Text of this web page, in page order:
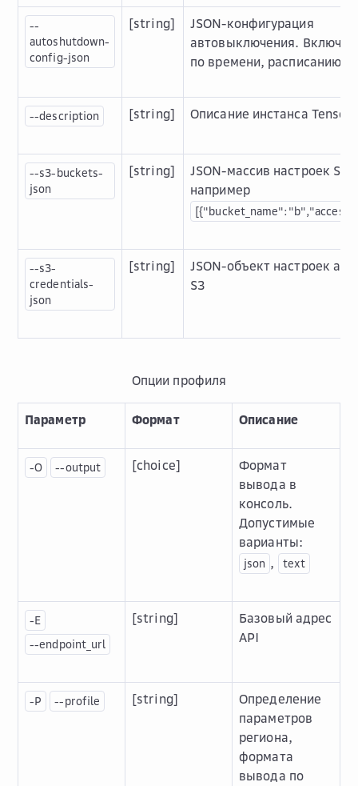
--
autoshutdown-
config-json
[string]
JSON-конфигурация
автовыключения.
по времени, расписанию и
--description [string] Описание инстанса
--s3-buckets-
json
[string]
JSON-массив настроек
например
--s3-
credentials-
json
[string]
JSON-объект настроек
S3
Опции профиля
Параметр Формат Описание
-O --output [choice]
Формат
вывода в
консоль.
Допустимые
варианты:
json , text
-E
--endpoint_url
[string]
Базовый адрес
API
-P --profile [string]
Определение
параметров
региона,
формата
вывода по